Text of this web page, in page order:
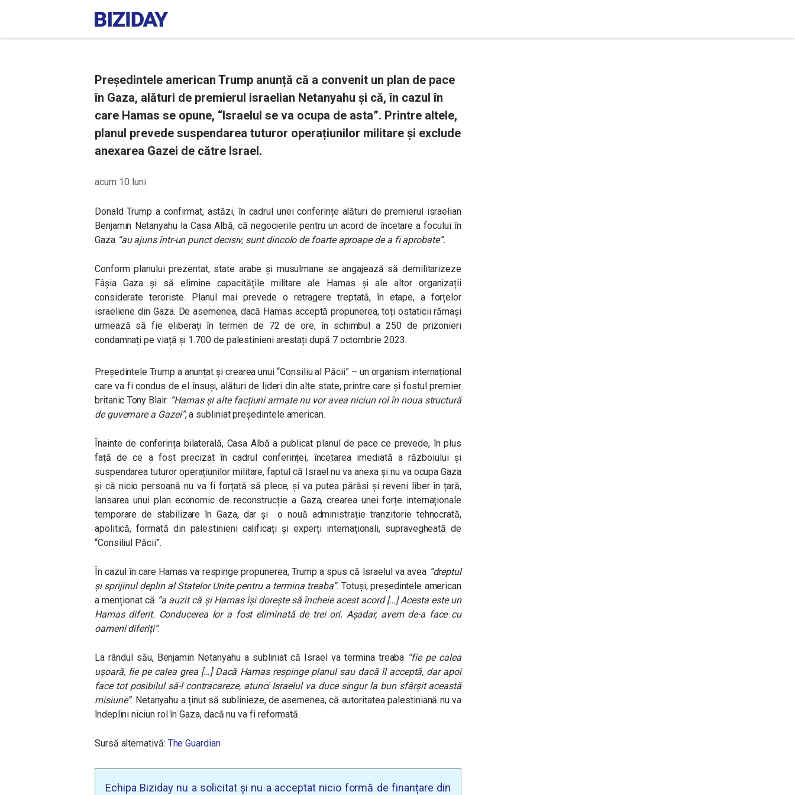
Președintele american Trump anunță că a convenit un plan de pace
în Gaza, alături de premierul israelian Netanyahu și că, în cazul în
care Hamas se opune, “Israelul se va ocupa de asta”. Printre altele,
planul prevede suspendarea tuturor operațiunilor militare și exclude
anexarea Gazei de către Israel.
acum 10 luni
Donald Trump a confirmat, astăzi, în cadrul unei conferințe alături de premierul israelian
Benjamin Netanyahu la Casa Albă, că negocierile pentru un acord de încetare a focului în
Gaza “au ajuns într-un punct decisiv, sunt dincolo de foarte aproape de a fi aprobate”.
Conform planului prezentat, state arabe și musulmane se angajează să demilitarizeze
Fâșia Gaza și să elimine capacitățile militare ale Hamas și ale altor organizații
considerate teroriste. Planul mai prevede o retragere treptată, în etape, a forțelor
israeliene din Gaza. De asemenea, dacă Hamas acceptă propunerea, toți ostaticii rămași
urmează să fie eliberați în termen de 72 de ore, în schimbul a 250 de prizonieri
condamnați pe viață și 1.700 de palestinieni arestați după 7 octombrie 2023.
Președintele Trump a anunțat și crearea unui “Consiliu al Păcii” – un organism internațional
care va fi condus de el însuși, alături de lideri din alte state, printre care și fostul premier
britanic Tony Blair. “Hamas și alte facțiuni armate nu vor avea niciun rol în noua structură
de guvernare a Gazei”, a subliniat președintele american.
Înainte de conferința bilaterală, Casa Albă a publicat planul de pace ce prevede, în plus
față de ce a fost precizat în cadrul conferinței, încetarea imediată a războiului și
suspendarea tuturor operațiunilor militare, faptul că Israel nu va anexa și nu va ocupa Gaza
și că nicio persoană nu va fi forțată să plece, și va putea părăsi și reveni liber în țară,
lansarea unui plan economic de reconstrucție a Gaza, crearea unei forțe internaționale
temporare de stabilizare în Gaza, dar și o nouă administrație tranzitorie tehnocrată,
apolitică, formată din palestinieni calificați și experți internaționali, supravegheată de
“Consiliul Păcii”.
În cazul în care Hamas va respinge propunerea, Trump a spus că Israelul va avea “dreptul
și sprijinul deplin al Statelor Unite pentru a termina treaba”.Totuși, președintele american
a menționat că “a auzit că și Hamas își dorește să încheie acest acord […] Acesta este un
Hamas diferit. Conducerea lor a fost eliminată de trei ori. Așadar, avem de-a face cu
oameni diferiți”.
La rândul său, Benjamin Netanyahu a subliniat că Israel va termina treaba “fie pe calea
ușoară, fie pe calea grea […] Dacă Hamas respinge planul sau dacă îl acceptă, dar apoi
face tot posibilul să-l contracareze, atunci Israelul va duce singur la bun sfârșit această
misiune”. Netanyahu a ținut să sublinieze, de asemenea, că autoritatea palestiniană nu va
îndeplini niciun rol în Gaza, dacă nu va fi reformată.
Sursă alternativă: The Guardian
Echipa Biziday nu a solicitat și nu a acceptat nicio formă de finanțare din